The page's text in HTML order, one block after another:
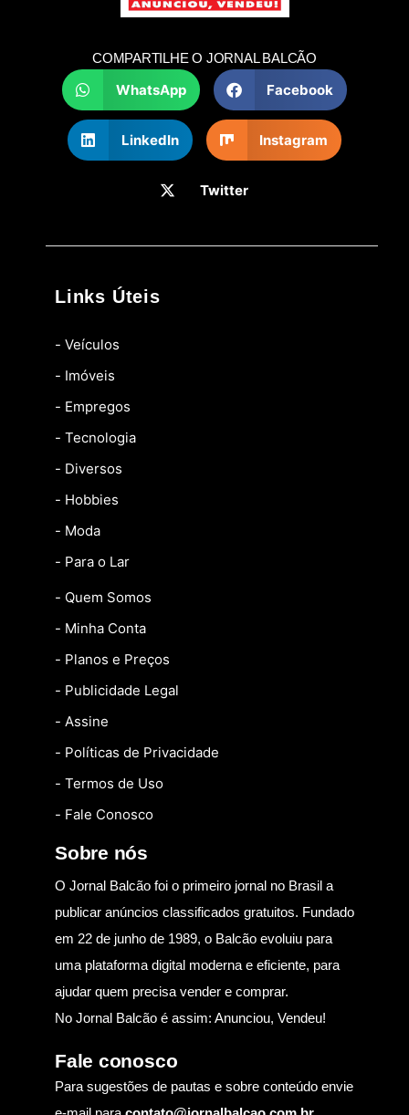
COMPARTILHE O JORNAL BALCÃO
WhatsApp Facebook
LinkedIn Instagram
Twitter
Links Úteis
- Veículos
- Imóveis
- Empregos
- Tecnologia
- Diversos
- Hobbies
- Moda
- Para o Lar
- Quem Somos
- Minha Conta
- Planos e Preços
- Publicidade Legal
- Assine
- Políticas de Privacidade
- Termos de Uso
- Fale Conosco
Sobre nós
O Jornal Balcão foi o primeiro jornal no Brasil a
publicar anúncios classificados gratuitos. Fundado
em 22 de junho de 1989, o Balcão evoluiu para
uma plataforma digital moderna e eficiente, para
ajudar quem precisa vender e comprar.
No Jornal Balcão é assim: Anunciou, Vendeu!
Fale conosco
Para sugestões de pautas e sobre conteúdo envie